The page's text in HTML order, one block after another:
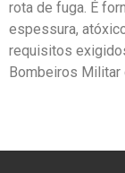
rota de fuga. É
espessura,
requisitos
Bombeiros Militar